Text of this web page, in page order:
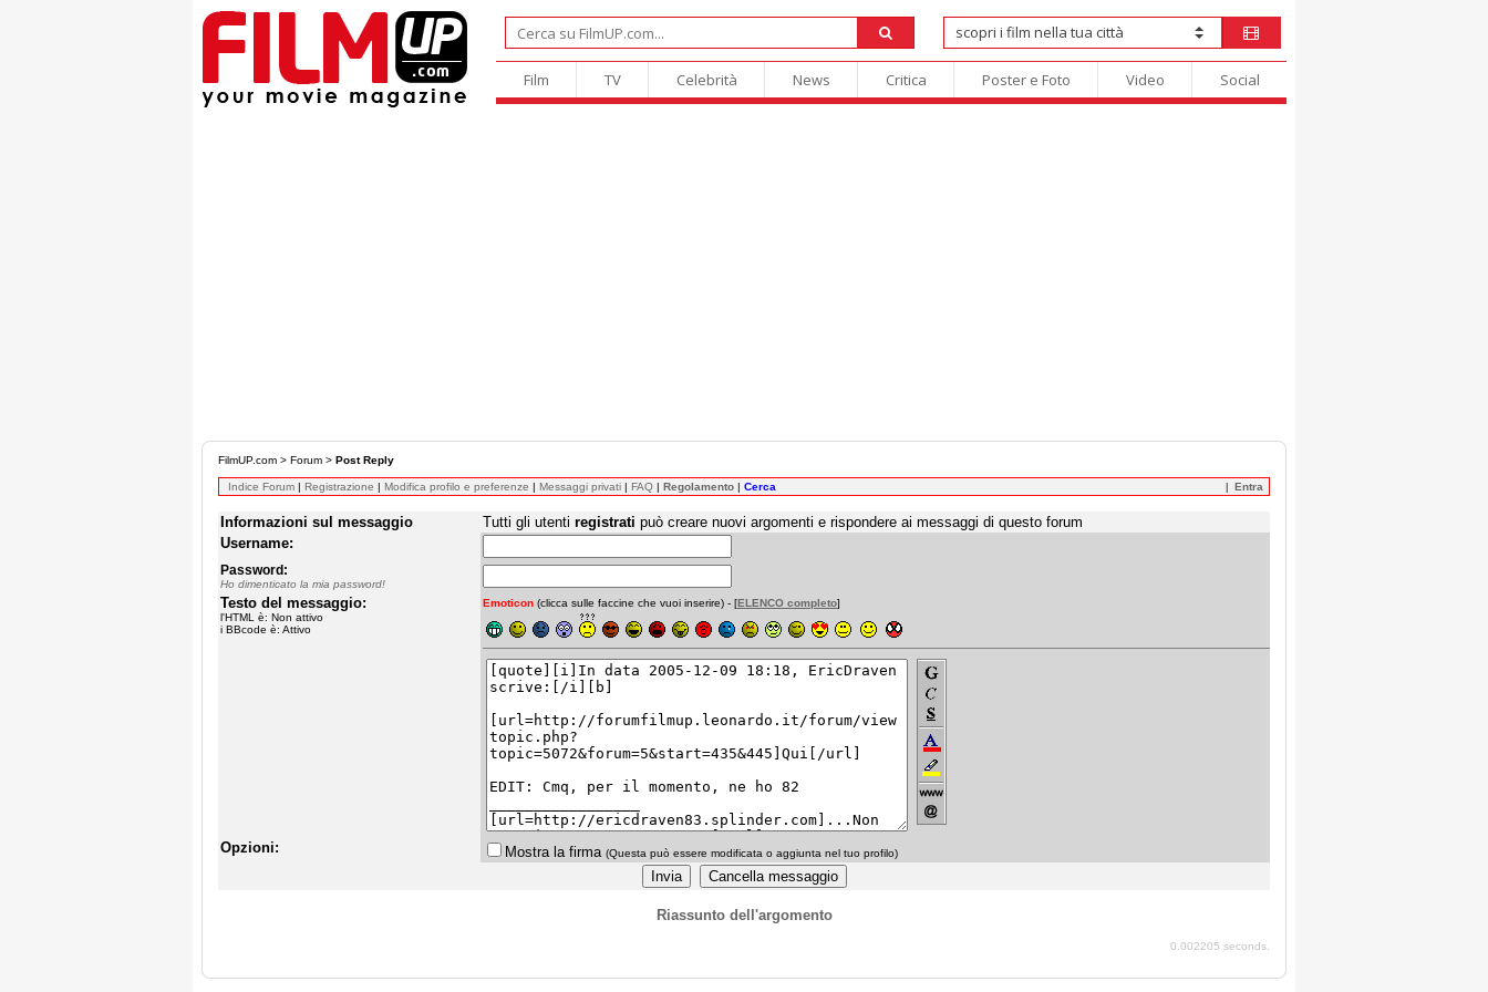
Film TV Celebrità News Critica Poster e Foto Video Social
FilmUP.com > Forum > Post Reply
Indice Forum | Registrazione | Modifica profilo e preferenze | Messaggi privati | FAQ | Regolamento | Cerca Entra
Informazioni sul messaggio Tutti gli utenti registrati può creare nuovi argomenti e rispondere ai messaggi di questo forum
Username:
Password:
Ho dimenticato la mia password!
Testo del messaggio:
l'HTML è: Non attivo
i BBcode è: Attivo
Emoticon (clicca sulle faccine che vuoi inserire) - [ELENCO completo]
Opzioni: Mostra la firma (Questa può essere modificata o aggiunta nel tuo profilo)
Riassunto dell'argomento
0.002205 seconds.